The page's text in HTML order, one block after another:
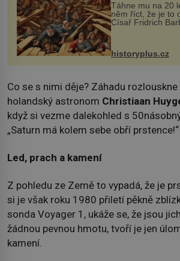
Táhne mu na 20
něm říct, že je to
Císař Fridrich
posílá svého syna
VI. do Erfurtu, aby
prostředníkem při
historyplus.cz
Co se s nimi děje? Záhadu
holandský astronom Christiaan
když si vezme dalekohled s
„Saturn má kolem sebe obří prstence!“
Led, prach a kamení
Z pohledu ze Země to vypadá, že je
si je však roku 1980 přiletí pěkně
sonda Voyager 1, ukáže se, že jsou
žádnou pevnou hmotu, tvoří je jen
kamení.